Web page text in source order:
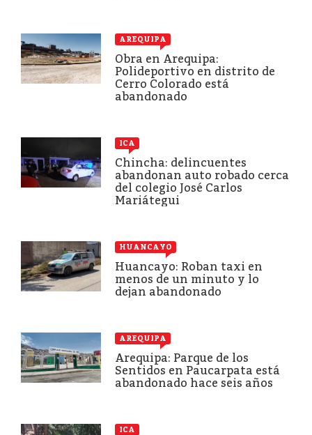
AREQUIPA
Obra en Arequipa:
Polideportivo en distrito de
Cerro Colorado está
abandonado
ICA
Chincha: delincuentes
abandonan auto robado cerca
del colegio José Carlos
Mariátegui
HUANCAYO
Huancayo: Roban taxi en
menos de un minuto y lo
dejan abandonado
AREQUIPA
Arequipa: Parque de los
Sentidos en Paucarpata está
abandonado hace seis años
ICA